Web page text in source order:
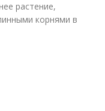
растение,
корнями в